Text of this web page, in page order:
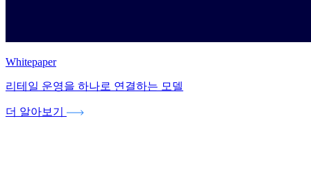
Whitepaper
리테일 운영을 하나로 연결하는 모델
더 알아보기